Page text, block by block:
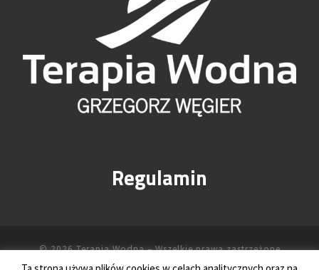
Regulamin
© 2026Terapia Wodna– Wszelkie prawa zastrzeżone